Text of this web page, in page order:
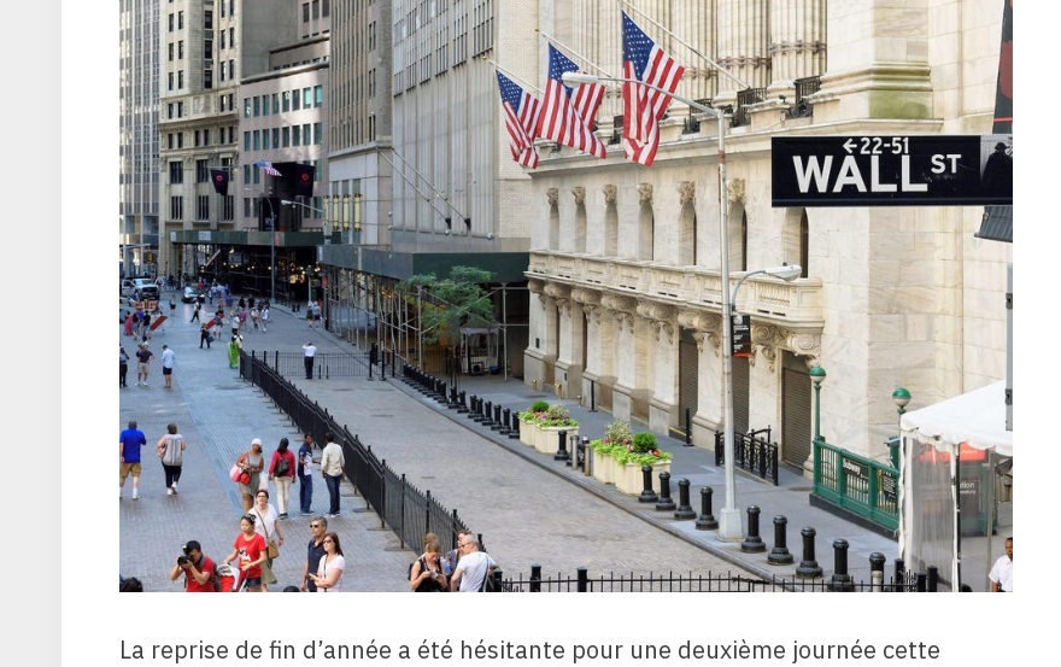
La reprise de fin d’année a été hésitante pour une deuxième journée cette